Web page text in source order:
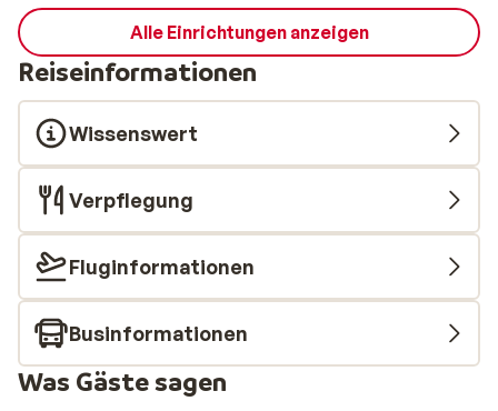
Alle Einrichtungen anzeigen
Reiseinformationen
Wissenswert
Verpflegung
Fluginformationen
Businformationen
Was Gäste sagen